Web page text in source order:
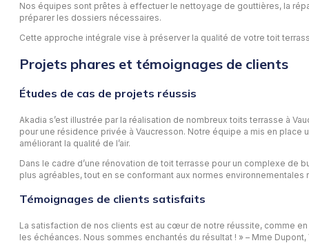
Nos équipes sont prêtes à effectuer le nettoyage de gouttières, la
préparer les dossiers nécessaires.
Cette approche intégrale vise à préserver la qualité de votre toit
Projets phares et témoignages de clients
Études de cas de projets réussis
Akadia s’est illustrée par la réalisation de nombreux toits terrasse à
pour une résidence privée à Vaucresson. Notre équipe a mis en
améliorant la qualité de l’air.
Dans le cadre d’une rénovation de toit terrasse pour un complexe de
plus agréables, tout en se conformant aux normes environnementales
Témoignages de clients satisfaits
La satisfaction de nos clients est au cœur de notre réussite, comme
les échéances. Nous sommes enchantés du résultat ! » – Mme Dupont,